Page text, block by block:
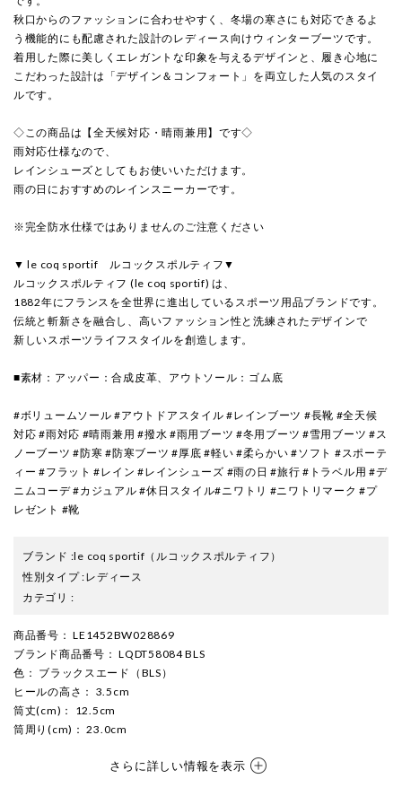
秋口からのファッションに合わせやすく、冬場の寒さにも対応できるよ
う機能的にも配慮された設計のレディース向けウィンターブーツです。
着用した際に美しくエレガントな印象を与えるデザインと、履き心地に
こだわった設計は「デザイン＆コンフォート」を両立した人気のスタイ
ルです。
◇この商品は【全天候対応・晴雨兼用】です◇
雨対応仕様なので、
レインシューズとしてもお使いいただけます。
雨の日におすすめのレインスニーカーです。
※完全防水仕様ではありませんのご注意ください
▼ le coq sportif ルコックスポルティフ▼
ルコックスポルティフ (le coq sportif) は、
1882年にフランスを全世界に進出しているスポーツ用品ブランドです。
伝統と斬新さを融合し、高いファッション性と洗練されたデザインで
新しいスポーツライフスタイルを創造します。
■素材：アッパー：合成皮革、アウトソール：ゴム底
#ボリュームソール #アウトドアスタイル #レインブーツ #長靴 #全天候
対応 #雨対応 #晴雨兼用 #撥水 #雨用ブーツ #冬用ブーツ #雪用ブーツ #ス
ノーブーツ #防寒 #防寒ブーツ #厚底 #軽い #柔らかい #ソフト #スポーテ
ィー #フラット #レイン #レインシューズ #雨の日 #旅行 #トラベル用 #デ
ニムコーデ #カジュアル #休日スタイル#ニワトリ #ニワトリマーク #プ
レゼント #靴
ブランド :le coq sportif （ルコックスポルティフ）
性別タイプ:レディース
カテゴリ :
商品番号 ： LE1452BW028869
ブランド商品番号 ： LQDT58084 BLS
色 ： ブラックスエード（BLS）
ヒールの高さ ： 3.5cm
筒丈(cm) ： 12.5cm
筒周り(cm) ： 23.0cm
さらに詳しい情報を表示